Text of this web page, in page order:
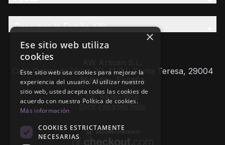
Descubre la Familia AW
Calle Caleta de Velez 39-41 P.I. Santa Teresa, 29004
Málaga - España
CIF: B93657658
×
Ese sitio web utiliza
cookies
Este sitio web usa cookies para mejorar la
experiencia del usuario. Al utilizar nuestro
sitio web, usted acepta todas las cookies de
acuerdo con nuestra Política de cookies.
Más información
COOKIES ESTRICTAMENTE
NECESARIAS